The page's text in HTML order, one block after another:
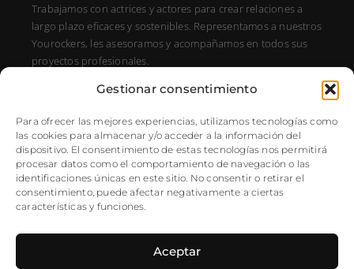
Gestionar consentimiento
Para ofrecer las mejores experiencias, utilizamos tecnologías como
las cookies para almacenar y/o acceder a la información del
dispositivo. El consentimiento de estas tecnologías nos permitirá
procesar datos como el comportamiento de navegación o las
identificaciones únicas en este sitio. No consentir o retirar el
consentimiento, puede afectar negativamente a ciertas
características y funciones.
Aceptar
Trabajamos con actrices y actores para crear relaciones a
largo plazo eficaces y sostenibles. Representamos a nuestros
Yourockers, les asesoramos y acompañamos en todos sus
proyectos profesionales.
DIRECCIÓN
SÍGUENOS
Instagram
NEWSLETTER